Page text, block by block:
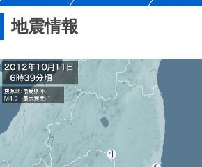
地震情報